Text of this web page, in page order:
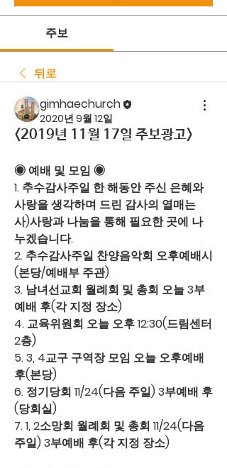
주보
뒤로
gimhaechurch
2020년 9월 12일
<2019년 11월 17일 주보광고>
◉ 예배 및 모임 ◉
1. 추수감사주일 한 해동안 주신 은혜와
사랑을 생각하며 드린 감사의 열매는
사)사랑과 나눔을 통해 필요한 곳에 나
누겠습니다.
2. 추수감사주일 찬양음악회 오후예배시
(본당/예배부 주관)
3. 남녀선교회 월례회 및 총회 오늘 3부
예배 후(각 지정 장소)
4. 교육위원회 오늘 오후 12:30(드림센터
2층)
5. 3, 4교구 구역장 모임 오늘 오후예배
후(본당)
6. 정기당회 11/24(다음 주일) 3부예배 후
(당회실)
7. 1, 2소망회 월례회 및 총회 11/24(다음
주일) 3부예배 후(각 지정 장소)